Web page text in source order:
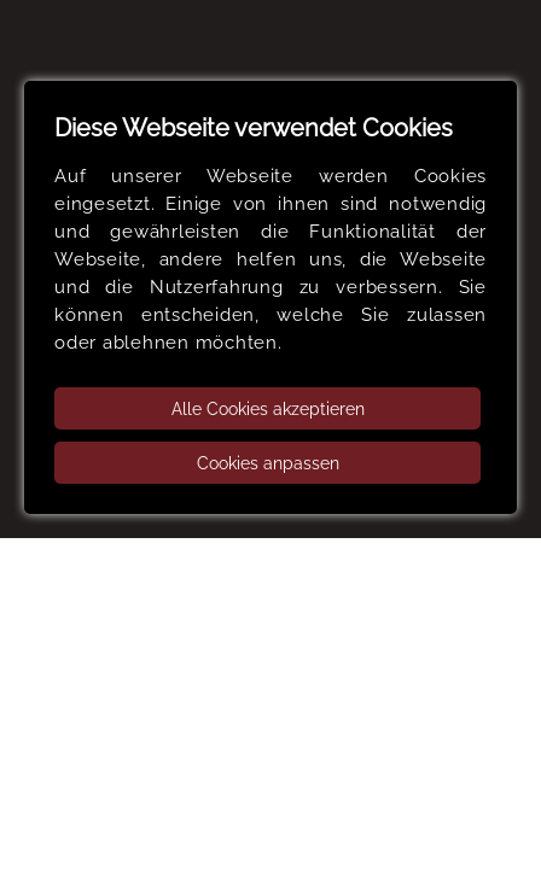
Diese Webseite verwendet Cookies
Auf unserer Webseite werden Cookies
eingesetzt. Einige von ihnen sind notwendig
und gewährleisten die Funktionalität der
Webseite, andere helfen uns, die Webseite
und die Nutzerfahrung zu verbessern. Sie
können entscheiden, welche Sie zulassen
oder ablehnen möchten.
Alle Cookies akzeptieren
Cookies anpassen